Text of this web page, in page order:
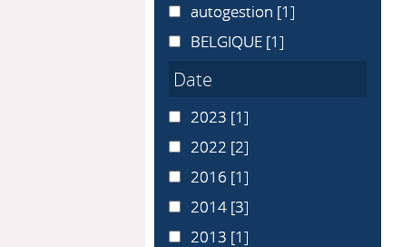
autogestion
autogestion [1]
BELGIQUE
BELGIQUE [1]
Date
20232023 [1]
20222022 [2]
20162016 [1]
20142014 [3]
20132013 [1]